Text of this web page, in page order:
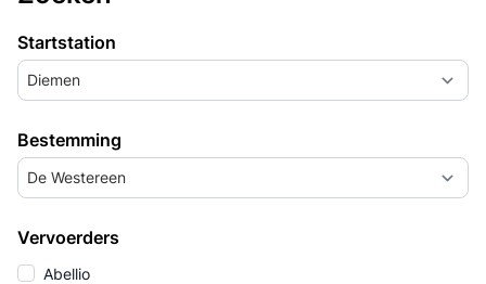
Startstation
Diemen
Bestemming
De Westereen
Vervoerders
Abellio